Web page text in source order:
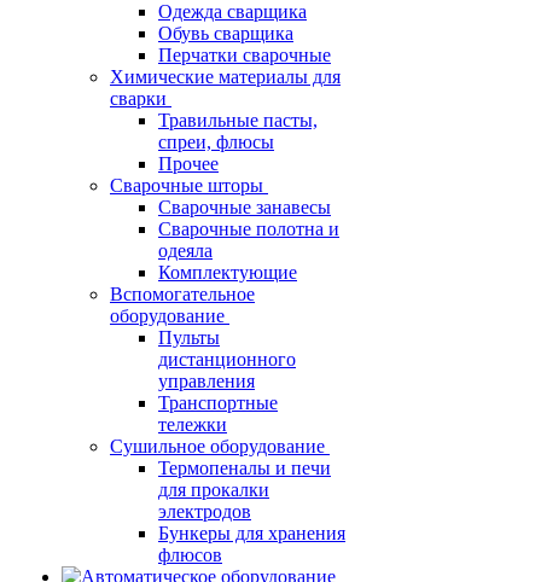
Одежда сварщика
Обувь сварщика
Перчатки сварочные
Химические материалы для
сварки
Травильные пасты,
спреи, флюсы
Прочее
Сварочные шторы
Сварочные занавесы
Сварочные полотна и
одеяла
Комплектующие
Вспомогательное
оборудование
Пульты
дистанционного
управления
Транспортные
тележки
Сушильное оборудование
Термопеналы и печи
для прокалки
электродов
Бункеры для хранения
флюсов